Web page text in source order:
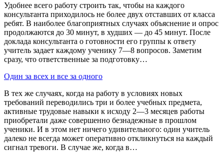
Удобнее всего работу строить так, чтобы на каждого
консультанта приходилось не более двух отставших от класса
ребят. В наиболее благоприятных случаях объяснение и опрос
продолжаются до 30 минут, в худших — до 45 минут. После
доклада консультанта о готовности его группы к ответу
учитель задает каждому ученику 7—8 вопросов. Заметим
сразу, что ответственные за подготовку…
Один за всех и все за одного
В тех же случаях, когда на работу в условиях новых
требований переводились три и более учебных предмета,
активные трудовые навыки к исходу 2—3 месяцев работы
приобретали даже совершенно безнадежные в прошлом
ученики. И в этом нет ничего удивительного: один учитель
далеко не всегда может оперативно откликнуться на каждый
сигнал тревоги. В случае же, когда в…